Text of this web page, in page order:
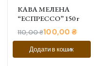
КАВА МЕЛЕНА
“ЕСПРЕССО” 150 г
110,00₴
Оригінальна
ціна:
100,00₴
Поточна
ціна:Додати в кошик